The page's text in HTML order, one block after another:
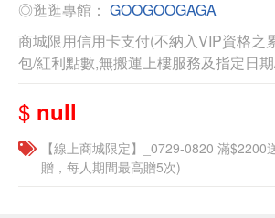
◎逛逛專館： GOOGOOGAGA
商城限用信用卡支付(不納入VIP資格之
包/紅利點數,無搬運上樓服務及指定日
$ null
【線上商城限定】_0729-0820 滿$2200
贈，每人期間最高贈5次)